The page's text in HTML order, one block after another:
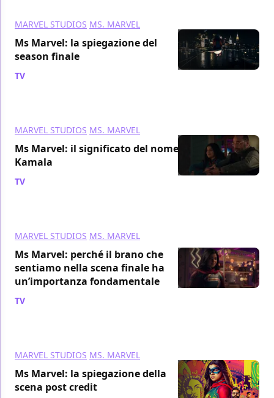
MARVEL STUDIOS MS. MARVEL
Ms Marvel: la spiegazione del
season finale
TV
MARVEL STUDIOS MS. MARVEL
Ms Marvel: il significato del nome
Kamala
TV
MARVEL STUDIOS MS. MARVEL
Ms Marvel: perché il brano che
sentiamo nella scena finale ha
un’importanza fondamentale
TV
MARVEL STUDIOS MS. MARVEL
Ms Marvel: la spiegazione della
scena post credit